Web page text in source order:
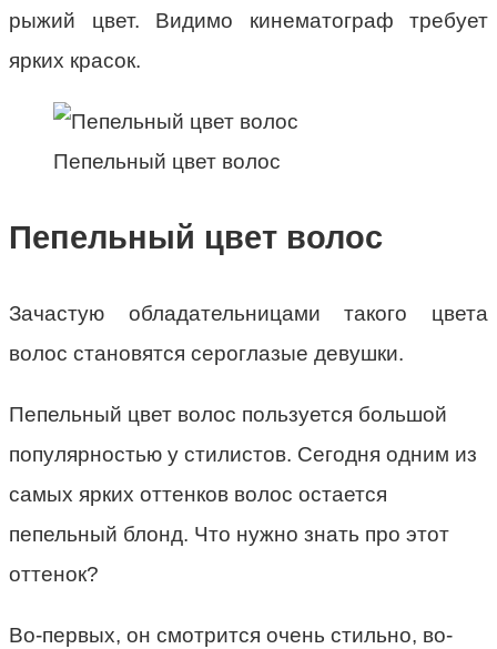
рыжий цвет. Видимо кинематограф требует
ярких красок.
Пепельный цвет волос
Пепельный цвет волос
Зачастую обладательницами такого цвета
волос становятся сероглазые девушки.
Пепельный цвет волос пользуется большой
популярностью у стилистов. Сегодня одним из
самых ярких оттенков волос остается
пепельный блонд. Что нужно знать про этот
оттенок?
Во-первых, он смотрится очень стильно, во-